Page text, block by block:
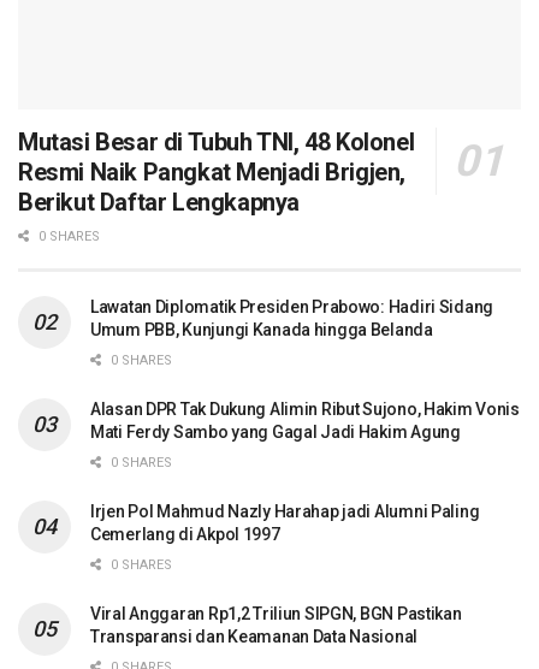
Mutasi Besar di Tubuh TNI, 48 Kolonel
Resmi Naik Pangkat Menjadi Brigjen,
Berikut Daftar Lengkapnya
0 SHARES
Lawatan Diplomatik Presiden Prabowo: Hadiri Sidang
Umum PBB, Kunjungi Kanada hingga Belanda
0 SHARES
Alasan DPR Tak Dukung Alimin Ribut Sujono, Hakim Vonis
Mati Ferdy Sambo yang Gagal Jadi Hakim Agung
0 SHARES
Irjen Pol Mahmud Nazly Harahap jadi Alumni Paling
Cemerlang di Akpol 1997
0 SHARES
Viral Anggaran Rp1,2 Triliun SIPGN, BGN Pastikan
Transparansi dan Keamanan Data Nasional